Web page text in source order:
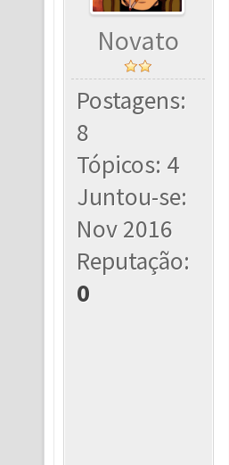
Novato
Postagens:
8
Tópicos: 4
Juntou-se:
Nov 2016
Reputação:
0